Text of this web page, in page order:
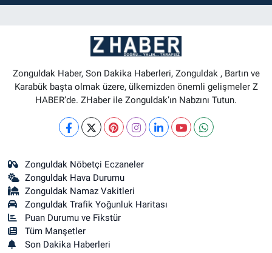
Zonguldak Haber, Son Dakika Haberleri, Zonguldak , Bartın ve
Karabük başta olmak üzere, ülkemizden önemli gelişmeler Z
HABER’de. ZHaber ile Zonguldak’ın Nabzını Tutun.
Zonguldak Nöbetçi Eczaneler
Zonguldak Hava Durumu
Zonguldak Namaz Vakitleri
Zonguldak Trafik Yoğunluk Haritası
Puan Durumu ve Fikstür
Tüm Manşetler
Son Dakika Haberleri